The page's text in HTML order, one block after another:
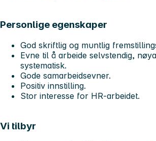
Personlige egenskaper
God skriftlig og muntlig
Evne til å arbeide selvstendig,
systematisk.
Gode samarbeidsevner.
Positiv innstilling.
Stor interesse for HR-arbeidet.
Vi tilbyr